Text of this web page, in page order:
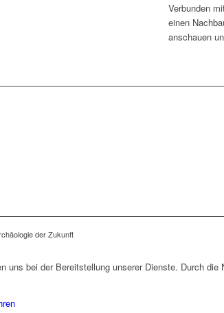
Verbunden
einen
anschauen
der Zukunft
uns bei der Bereitstellung unserer Dienste. Durch